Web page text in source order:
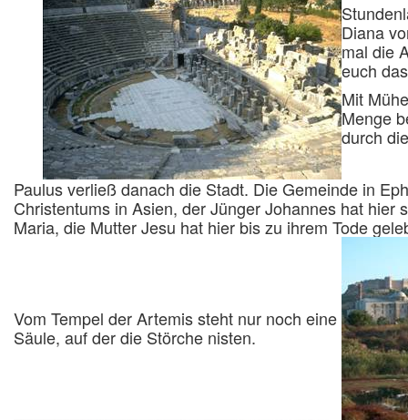
Diana
mal die
euch
Mit
Menge
durch
Paulus verließ danach die Stadt. Die Gemeinde in
Christentums in Asien, der Jünger Johannes hat hier
Maria, die Mutter Jesu hat hier bis zu ihrem Tode
Vom Tempel der Artemis steht nur noch eine
Säule, auf der die Störche nisten.